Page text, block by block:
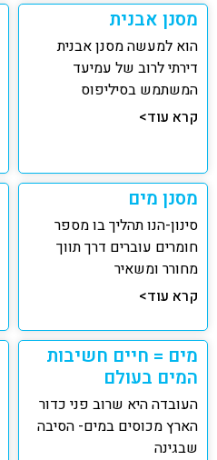
מסנן אבנית
הוא למעשה מסנן אבנית
דירתי לרוב של עמיעד
המשתמש בסיליפוס
קרא עוד>
מסנן מים
סינון-הנו תהליך בו מספר
חומרים עוברים דרך תווך
מחורר ומשאיר
קרא עוד>
מים = חיים חשיבות
המים בעולם
העובדה היא שרוב פני כדור
הארץ מכוסים במים- הסיבה
שבגינה